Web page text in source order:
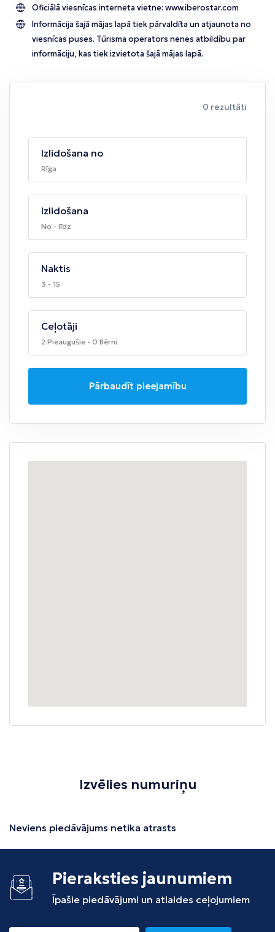
Oficiālā viesnīcas interneta vietne: www.iberostar.com
Informācija šajā mājas lapā tiek pārvaldīta un atjaunota no
viesnīcas puses. Tūrisma operators nenes atbildību par
informāciju, kas tiek izvietota šajā mājas lapā.
0 rezultāti
Izlidošana no
Rīga
Izlidošana
No - līdz
Naktis
3 - 15
Ceļotāji
2 Pieaugušie - 0 Bērni
Pārbaudīt pieejamību
Izvēlies numuriņu
Neviens piedāvājums netika atrasts
Pieraksties jaunumiem
Īpašie piedāvājumi un atlaides ceļojumiem